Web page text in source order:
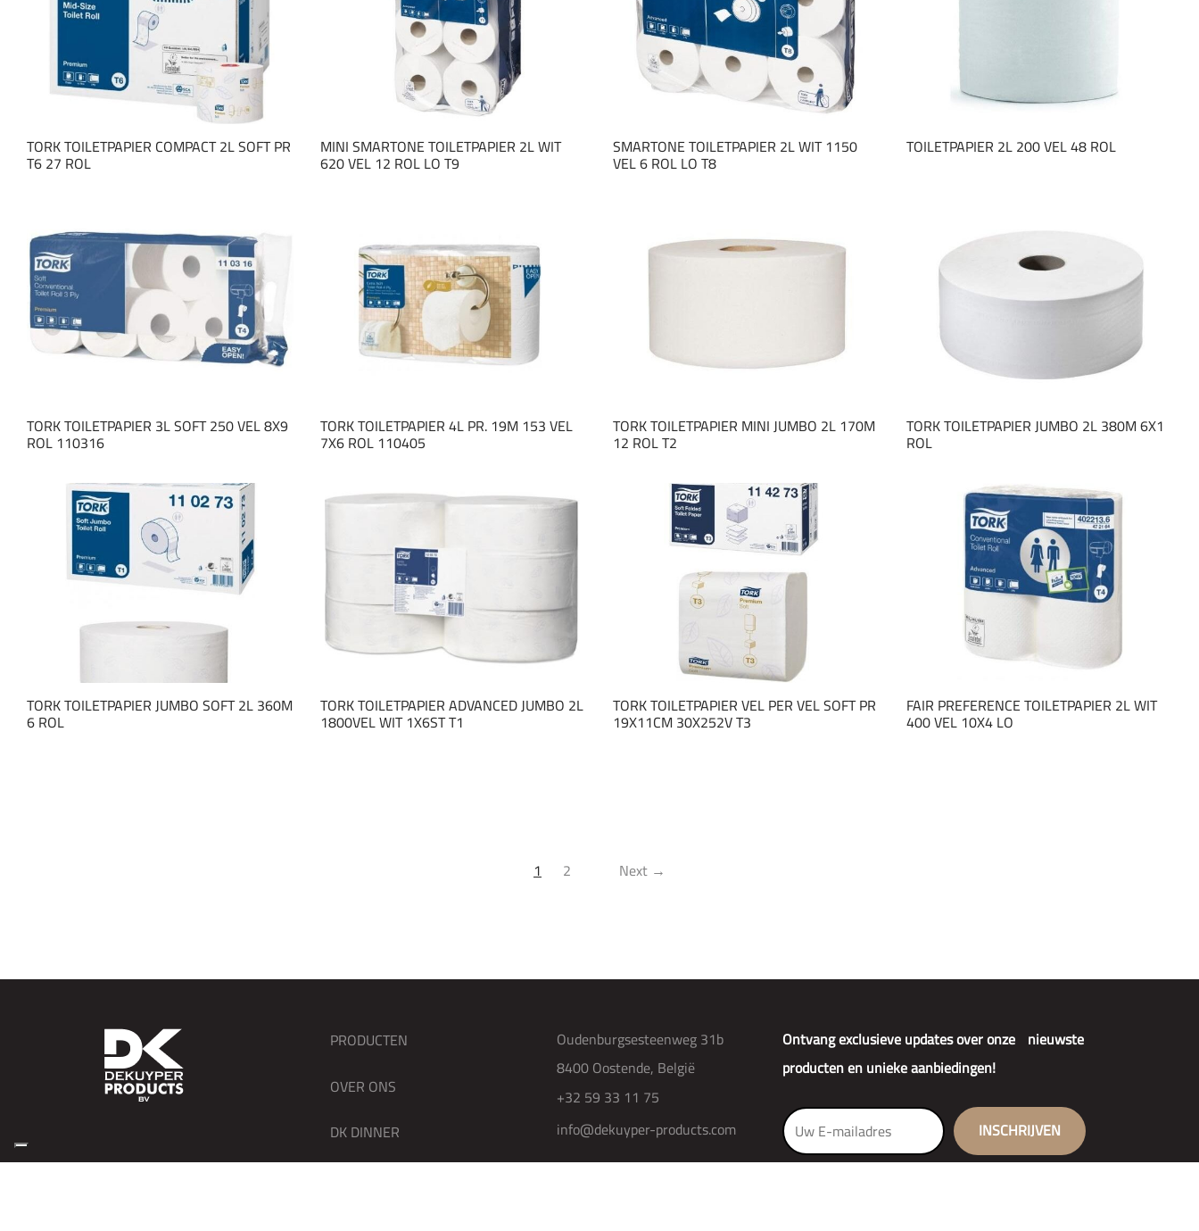
TORK TOILETPAPIER COMPACT 2L SOFT PR
T6 27 ROL
MINI SMARTONE TOILETPAPIER 2L WIT
620 VEL 12 ROL LO T9
SMARTONE TOILETPAPIER 2L WIT 1150
VEL 6 ROL LO T8
TOILETPAPIER 2L 200 VEL 48 ROL
TORK TOILETPAPIER 3L SOFT 250 VEL 8X9
ROL 110316
TORK TOILETPAPIER 4L PR. 19M 153 VEL
7X6 ROL 110405
TORK TOILETPAPIER MINI JUMBO 2L 170M
12 ROL T2
TORK TOILETPAPIER JUMBO 2L 380M 6X1
ROL
TORK TOILETPAPIER JUMBO SOFT 2L 360M
6 ROL
TORK TOILETPAPIER ADVANCED JUMBO 2L
1800VEL WIT 1X6ST T1
TORK TOILETPAPIER VEL PER VEL SOFT PR
19X11CM 30X252V T3
FAIR PREFERENCE TOILETPAPIER 2L WIT
400 VEL 10X4 LO
1 2 Next →
Ontvang exclusieve updates over onze nieuwste
producten en unieke aanbiedingen!
PRODUCTEN
OVER ONS
DK DINNER
Oudenburgsesteenweg 31b
8400 Oostende, België
+32 59 33 11 75
info@dekuyper-products.com